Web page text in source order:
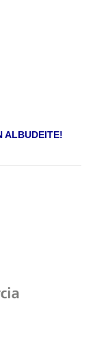
ALBUDEITE!